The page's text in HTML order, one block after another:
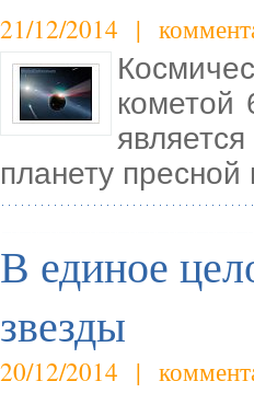
21/12/2014 |
кометой
планету
В единое
звезды
20/12/2014 |